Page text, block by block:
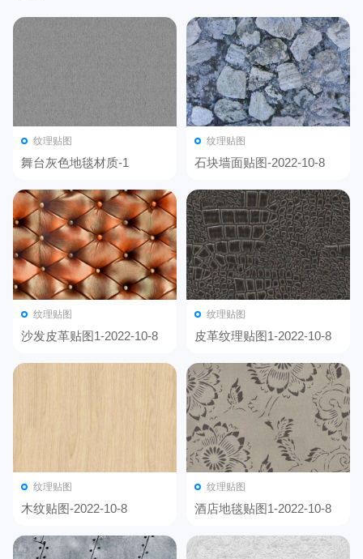
纹理贴图
舞台灰色地毯材质-1
纹理贴图
石块墙面贴图-2022-10-8
纹理贴图
沙发皮革贴图1-2022-10-8
纹理贴图
皮革纹理贴图1-2022-10-8
纹理贴图
木纹贴图-2022-10-8
纹理贴图
酒店地毯贴图1-2022-10-8